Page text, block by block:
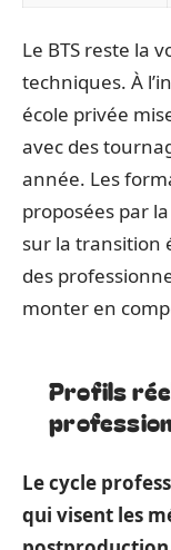
Le BTS reste la
techniques. À
école privée
avec des
année. Les
proposées par
sur la transition
des
monter en
Profils
Le cycle
qui visent les